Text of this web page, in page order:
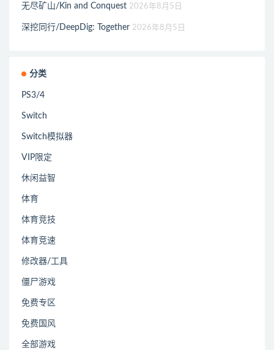
无尽矿山/Kin and Conquest 2026年8月5日
深挖同行/DeepDig: Together 2026年8月5日
分类
PS3/4
Switch
Switch模拟器
VIP限定
休闲益智
体育
体育竞技
体育竞速
修改器/工具
僵尸游戏
免费专区
免费国风
全部游戏